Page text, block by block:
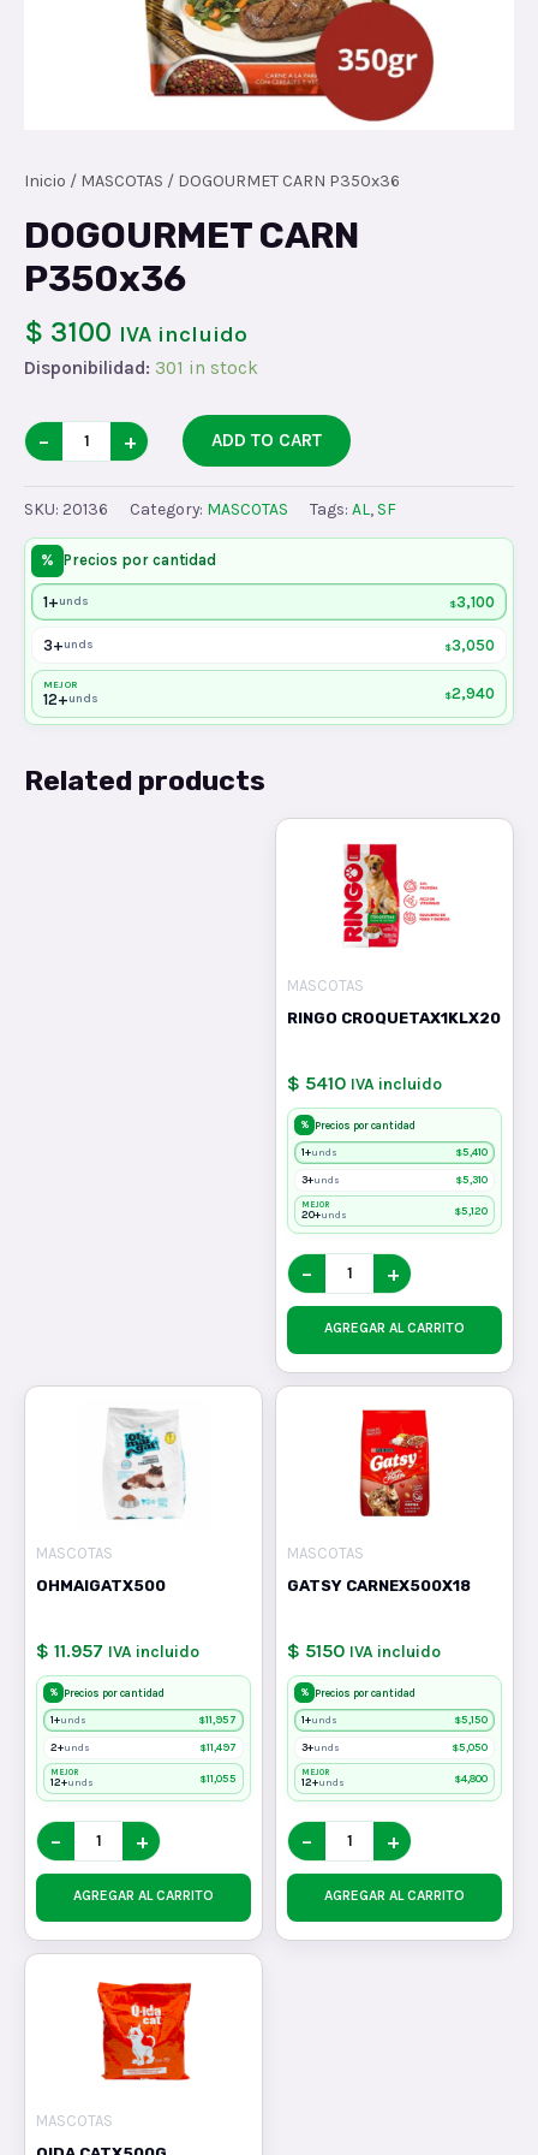
Inicio / MASCOTAS / DOGOURMET CARN P350x36
DOGOURMET CARN
P350x36
$ 3100 IVA incluido
Disponibilidad: 301 in stock
DOGOURMET
CARN
P350x36
quantity
− + ADD TO CART
SKU: 20136 Category: MASCOTAS Tags: AL, SF
% Precios por cantidad
1+unds $3,100
3+unds $3,050
MEJOR
12+unds $2,940
Related products
MASCOTAS
RINGO CROQUETAX1KLX20
$ 5410 IVA incluido
% Precios por cantidad
1+unds $5,410
3+unds $5,310
MEJOR
20+unds $5,120
− +
AGREGAR AL CARRITO
MASCOTAS
OHMAIGATX500
$ 11.957 IVA incluido
% Precios por cantidad
1+unds $11,957
2+unds $11,497
MEJOR
12+unds $11,055
− +
AGREGAR AL CARRITO
MASCOTAS
GATSY CARNEX500X18
$ 5150 IVA incluido
% Precios por cantidad
1+unds $5,150
3+unds $5,050
MEJOR
12+unds $4,800
− +
AGREGAR AL CARRITO
MASCOTAS